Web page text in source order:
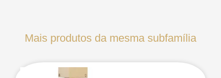
Mais produtos da mesma subfamília